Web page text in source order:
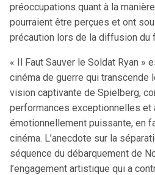
préoccupations quant à la
pourraient être perçues et ont
précaution lors de la diffusion du
« Il Faut Sauver le Soldat Ryan »
cinéma de guerre qui transcende
vision captivante de Spielberg,
performances exceptionnelles et
émotionnellement puissante, en
cinéma. L’anecdote sur la
séquence du débarquement de
l’engagement artistique qui a